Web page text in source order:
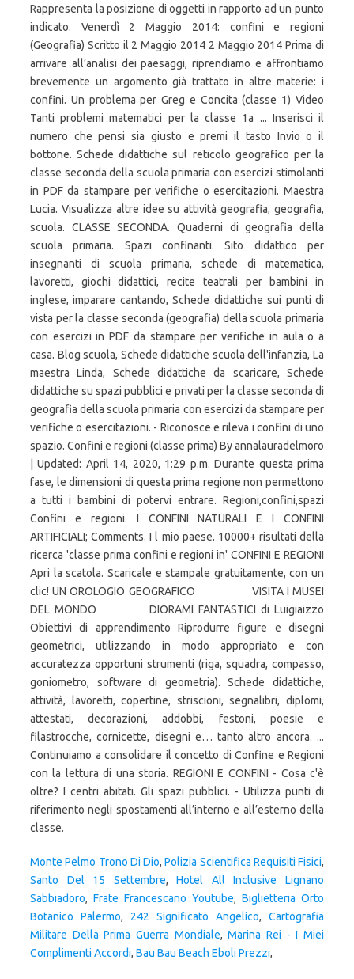
Monte Pelmo Trono Di Dio,Polizia Scientifica Requisiti Fisici,
Santo Del 15 Settembre,Hotel All Inclusive Lignano
Sabbiadoro, Frate Francescano Youtube, Biglietteria Orto
Botanico Palermo, 242 Significato Angelico, Cartografia
Militare Della Prima Guerra Mondiale,Marina Rei - I Miei
Complimenti Accordi, Bau Bau Beach Eboli Prezzi,